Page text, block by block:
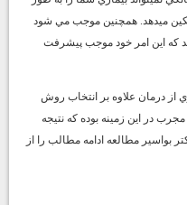
تسكين ميدهد. همچنين موجب مي شود
كه اين امر خود موجب پيشرفت
از درمان علاوه بر انتخاب روش
مجرب در اين زمينه بوده كه نتيجه
بواسير مطالعه ادامه مطالب را از